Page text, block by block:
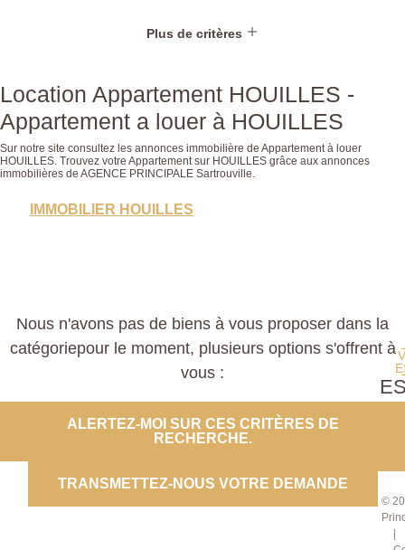
Plus de critères
Location Appartement HOUILLES -
Appartement a louer à HOUILLES
Sur notre site consultez les annonces immobilière de Appartement à louer
HOUILLES. Trouvez votre Appartement sur HOUILLES grâce aux annonces
immobilières de AGENCE PRINCIPALE Sartrouville.
IMMOBILIER HOUILLES
Nous n'avons pas de biens à vous proposer dans la
catégoriepour le moment, plusieurs options s'offrent à
vous :
ALERTEZ-MOI SUR CES CRITÈRES DE
RECHERCHE.
TRANSMETTEZ-NOUS VOTRE DEMANDE
©